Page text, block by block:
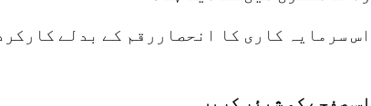
اس سرمایہ کاری کا انحصاررقم کے بدلے